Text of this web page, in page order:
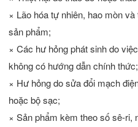
× Lão hóa tự nhiên, hao mòn
sản phẩm;
× Các hư hỏng phát sinh do
không có hướng dẫn chính thức;
× Hư hỏng do sửa đổi mạch
hoặc bộ sạc;
× Sản phẩm kèm theo số sê-ri,